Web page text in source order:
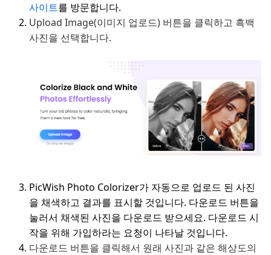
사이트를 방문합니다.
Upload Image(이미지 업로드) 버튼을 클릭하고 흑백
사진을 선택합니다.
PicWish Photo Colorizer가 자동으로 업로드 된 사진
을 채색하고 결과를 표시할 것입니다. 다운로드 버튼을
눌러서 채색된 사진을 다운로드 받으세요. 다운로드 시
작을 위해 가입하라는 요청이 나타날 것입니다.
다운로드 버튼을 클릭해서 원래 사진과 같은 해상도의